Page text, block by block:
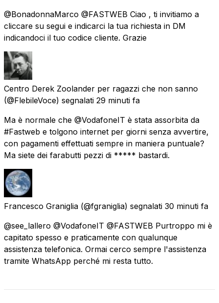
@BonadonnaMarco @FASTWEB Ciao , ti invitiamo a
cliccare su segui e indicarci la tua richiesta in DM
indicandoci il tuo codice cliente. Grazie
Centro Derek Zoolander per ragazzi che non sanno
(@FlebileVoce) segnalati 29 minuti fa
Ma è normale che @VodafoneIT è stata assorbita da
#Fastweb e tolgono internet per giorni senza avvertire,
con pagamenti effettuati sempre in maniera puntuale?
Ma siete dei farabutti pezzi di ***** bastardi.
Francesco Graniglia (@fgraniglia) segnalati 30 minuti fa
@see_lallero @VodafoneIT @FASTWEB Purtroppo mi è
capitato spesso e praticamente con qualunque
assistenza telefonica. Ormai cerco sempre l'assistenza
tramite WhatsApp perché mi resta tutto.